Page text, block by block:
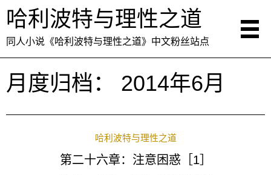
哈利波特与理性之道
同人小说《哈利波特与理性之道》中文粉丝站点
月度归档： 2014年6月
哈利波特与理性之道
第二十六章：注意困惑［1］